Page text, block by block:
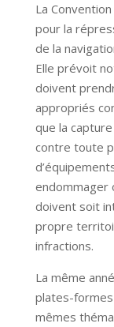
La Convention
pour la
de la
Elle prévoit
doivent
appropriés
que la
contre toute
endommager
doivent soit
propre
infractions.
La même
plates-
mêmes